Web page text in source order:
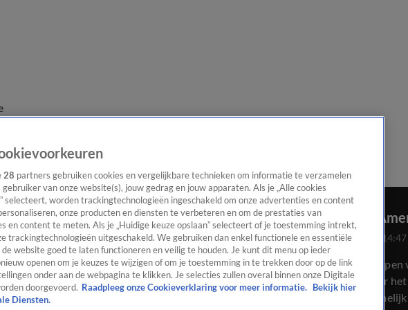
Welpjes
15 nov 2024, 14:47
De jonge welpen
vandaag voor
zijn daar
28 partners gebruiken cookies en vergelijkbare technieken om informatie te verzamelen
gebruiker van onze website(s), jouw gedrag en jouw apparaten. Als je „Alle cookies
selecteert, worden trackingtechnologieën ingeschakeld om onze advertenties en content
onze producten en diensten te verbeteren en om de prestaties van
en content te meten. Als je „Huidige keuze opslaan” selecteert of je toestemming intrekt,
trackingtechnologieën uitgeschakeld. We gebruiken dan enkel functionele en essentiële
de website goed te laten functioneren en veilig te houden. Je kunt dit menu op ieder
openen om je keuzes te wijzigen of om je toestemming in te trekken door op de link
onder aan de webpagina te klikken. Je selecties zullen overal binnen onze Digitale
doorgevoerd. Raadpleeg onze Cookieverklaring voor meer informatie.
Bekijk hier
Diensten.